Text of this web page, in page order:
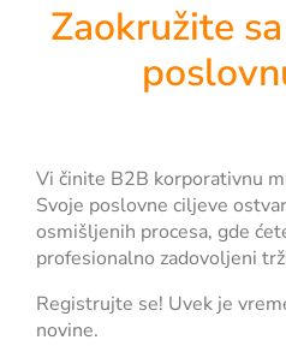
Zaokružite
Vi činite B2B korporativnu
Svoje poslovne ciljeve
osmišljenih procesa, gde
profesionalno zadovoljeni
Registrujte se! Uvek je
novine.